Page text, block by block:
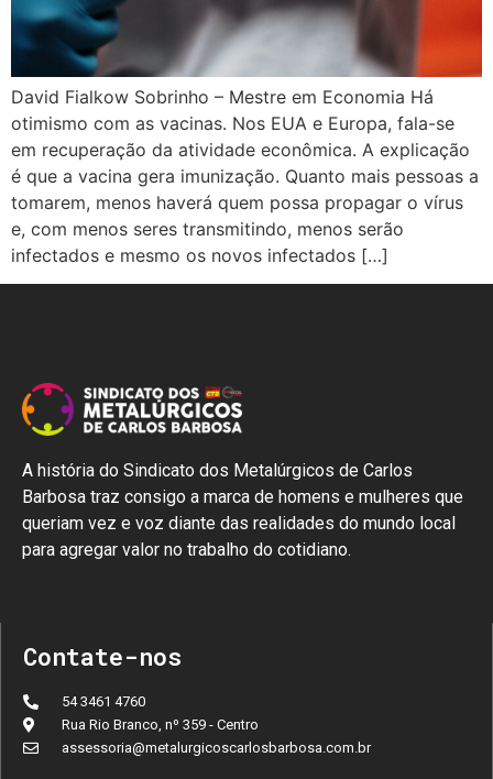
David Fialkow Sobrinho – Mestre em Economia Há
otimismo com as vacinas. Nos EUA e Europa, fala-se
em recuperação da atividade econômica. A explicação
é que a vacina gera imunização. Quanto mais pessoas a
tomarem, menos haverá quem possa propagar o vírus
e, com menos seres transmitindo, menos serão
infectados e mesmo os novos infectados […]
A história do Sindicato dos Metalúrgicos de Carlos
Barbosa traz consigo a marca de homens e mulheres que
queriam vez e voz diante das realidades do mundo local
para agregar valor no trabalho do cotidiano.
Contate-nos
54 3461 4760
Rua Rio Branco, nº 359 - Centro
assessoria@metalurgicoscarlosbarbosa.com.br